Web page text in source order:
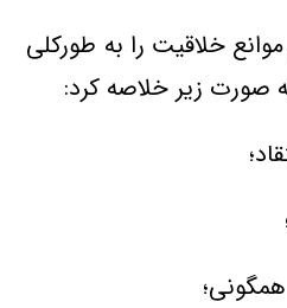
خلاقیت را به طوركلی
صورت زیر خلاصه كرد: